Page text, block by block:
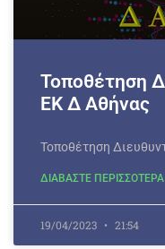
Τοποθέτηση
ΕΚ Δ Αθήνας
Τοποθέτηση
ΔΙΑΒΑΣΤΕ ΠΕΡΙΣΣΟΤΕΡΑ
19/04/2023 21:54